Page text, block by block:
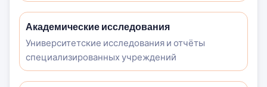
Академические исследования
Университетские исследования и отчёты
специализированных учреждений